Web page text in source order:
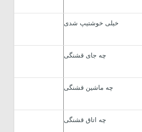
خیلی خوشتیپ شدی
چه جای قشنگی
چه ماشین قشنگی
چه اتاق قشنگی